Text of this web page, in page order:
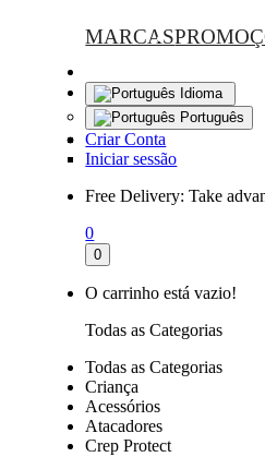
MARCAS
Idioma
Português
Criar Conta
Iniciar sessão
Free Delivery: Take
0
0
O carrinho está vazio!
Todas as Categorias
Todas as Categorias
Criança
Acessórios
Atacadores
Crep Protect